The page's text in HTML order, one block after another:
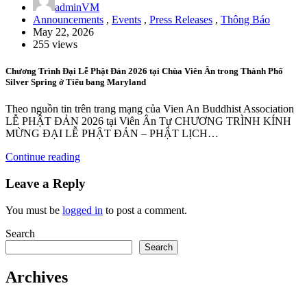
adminVM
Announcements , Events , Press Releases , Thông Báo
May 22, 2026
255 views
Chương Trình Đại Lễ Phật Đản 2026 tại Chùa Viên Ân trong Thành Phố
Silver Spring ở Tiểu bang Maryland
Theo nguồn tin trên trang mạng của Vien An Buddhist Association
LỄ PHẬT ĐẢN 2026 tại Viên Ân Tự CHƯƠNG TRÌNH KÍNH
MỪNG ĐẠI LỄ PHẬT ĐẢN – PHẬT LỊCH…
Continue reading
Leave a Reply
You must be logged in to post a comment.
Search
Search
Archives